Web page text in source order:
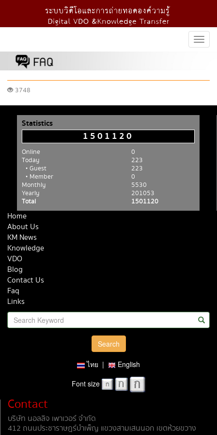
3748
Statistics
1501120
Online
0
Today
223
• Guest
223
• Member
0
Monthly
5530
Yearly
201053
Total
1501120
Home
About Us
KM News
Knowledge
VDO
Blog
Contact Us
Faq
Links
ไทย |
English
Font size
Contact
บริษัท นอลลิจ เพาเวอร์ จำกัด
412 ถนนประชาราษฎร์บำเพ็ญ แขวงสามเสนนอก เขตห้วยขวาง